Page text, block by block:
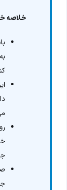
خلاصه